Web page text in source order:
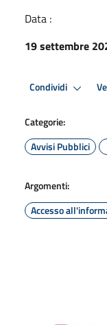
Data :
19 settembre
Condividi
Categorie:
Avvisi Pubblici
Argomenti:
Accesso